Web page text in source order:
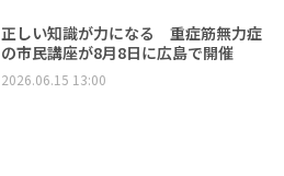
正しい知識が力になる 重症筋無力症
の市民講座が8月8日に広島で開催
2026.06.15 13:00